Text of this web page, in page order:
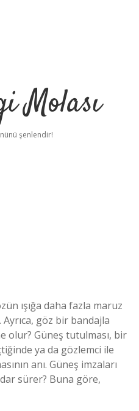
Molası
şenlendir!
ışığa daha fazla maruz
göz bir bandajla
olur? Güneş tutulması, bir
ya da gözlemci ile
anı. Güneş imzaları
sürer? Buna göre,